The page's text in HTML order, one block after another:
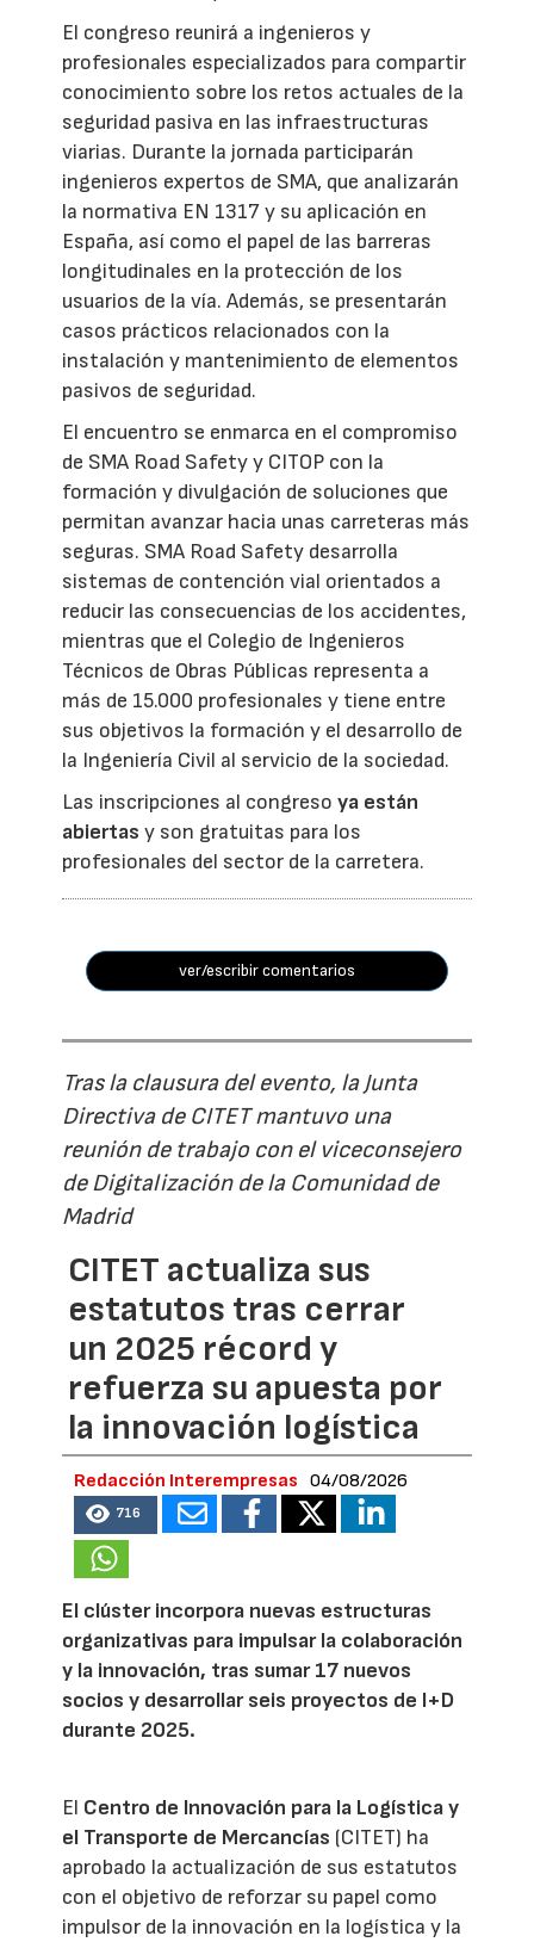
El congreso reunirá a ingenieros y
profesionales especializados para compartir
conocimiento sobre los retos actuales de la
seguridad pasiva en las infraestructuras
viarias. Durante la jornada participarán
ingenieros expertos de SMA, que analizarán
la normativa EN 1317 y su aplicación en
España, así como el papel de las barreras
longitudinales en la protección de los
usuarios de la vía. Además, se presentarán
casos prácticos relacionados con la
instalación y mantenimiento de elementos
pasivos de seguridad.
El encuentro se enmarca en el compromiso
de SMA Road Safety y CITOP con la
formación y divulgación de soluciones que
permitan avanzar hacia unas carreteras más
seguras. SMA Road Safety desarrolla
sistemas de contención vial orientados a
reducir las consecuencias de los accidentes,
mientras que el Colegio de Ingenieros
Técnicos de Obras Públicas representa a
más de 15.000 profesionales y tiene entre
sus objetivos la formación y el desarrollo de
la Ingeniería Civil al servicio de la sociedad.
Las inscripciones al congresoya están
abiertas y son gratuitas para los
profesionales del sector de la carretera.
ver/escribir comentarios
Tras la clausura del evento, la Junta
Directiva de CITET mantuvo una
reunión de trabajo con el viceconsejero
de Digitalización de la Comunidad de
Madrid
CITET actualiza sus
estatutos tras cerrar
un 2025 récord y
refuerza su apuesta por
la innovación logística
Redacción Interempresas 04/08/2026
716
El clúster incorpora nuevas estructuras
organizativas para impulsar la colaboración
y la innovación, tras sumar 17 nuevos
socios y desarrollar seis proyectos de I+D
durante 2025.
El Centro de Innovación para la Logística y
el Transporte de Mercancías (CITET) ha
aprobado la actualización de sus estatutos
con el objetivo de reforzar su papel como
impulsor de la innovación en la logística y la